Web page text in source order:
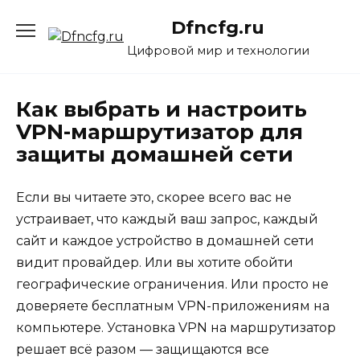
содержанию
Dfncfg.ru
Цифровой мир и технологии
Как выбрать и настроить
VPN-маршрутизатор для
защиты домашней сети
Если вы читаете это, скорее всего вас не
устраивает, что каждый ваш запрос, каждый
сайт и каждое устройство в домашней сети
видит провайдер. Или вы хотите обойти
географические ограничения. Или просто не
доверяете бесплатным VPN-приложениям на
компьютере. Установка VPN на маршрутизатор
решает всё разом — защищаются все